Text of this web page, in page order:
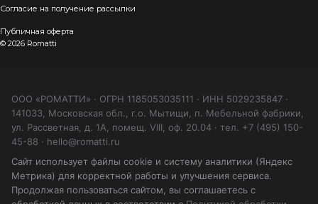
Согласие на получение рассылки
Публичная оферта
© 2026 Romatti
ООО «РОМАТТИ» · ОГРН 1185053035111 · ИНН 5029235847 ·
141033, Московская обл., г.о. Мытищи, п. Мебельной фабрики,
ул. Рассветная, д. 1А, помещ. VIII, оф. 20.04 · тел. +7 (495) 150-
45-88 · hello@romatti.ru
Сайт использует файлы cookie и систему аналитики (Яндекс
Метрика) для корректной работы и улучшения сервиса.
Продолжая пользоваться сайтом, вы соглашаетесь с